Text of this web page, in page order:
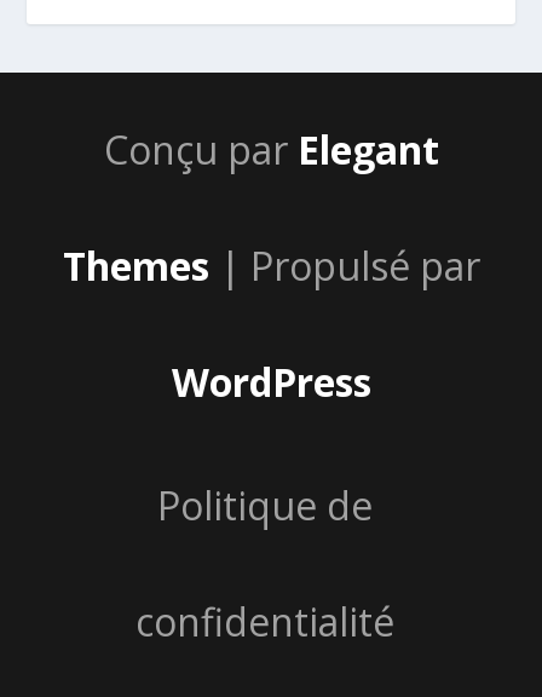
Conçu par Elegant
Themes | Propulsé par
WordPress
Politique de
confidentialité